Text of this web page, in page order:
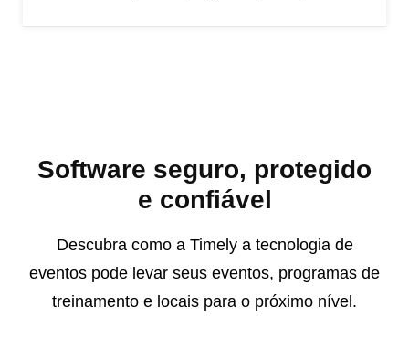
Software seguro, protegido
e confiável
Descubra como a Timely a tecnologia de
eventos pode levar seus eventos, programas de
treinamento e locais para o próximo nível.